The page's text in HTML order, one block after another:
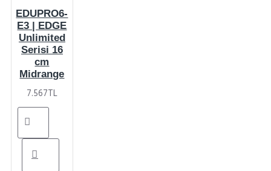
EDUPRO6-
E3 | EDGE
Unlimited
Serisi 16
cm
Midrange
7.567TL